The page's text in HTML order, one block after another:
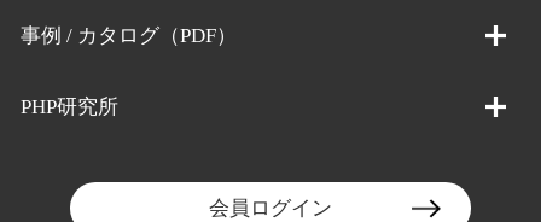
事例 / カタログ（PDF）
PHP研究所
会員ログイン